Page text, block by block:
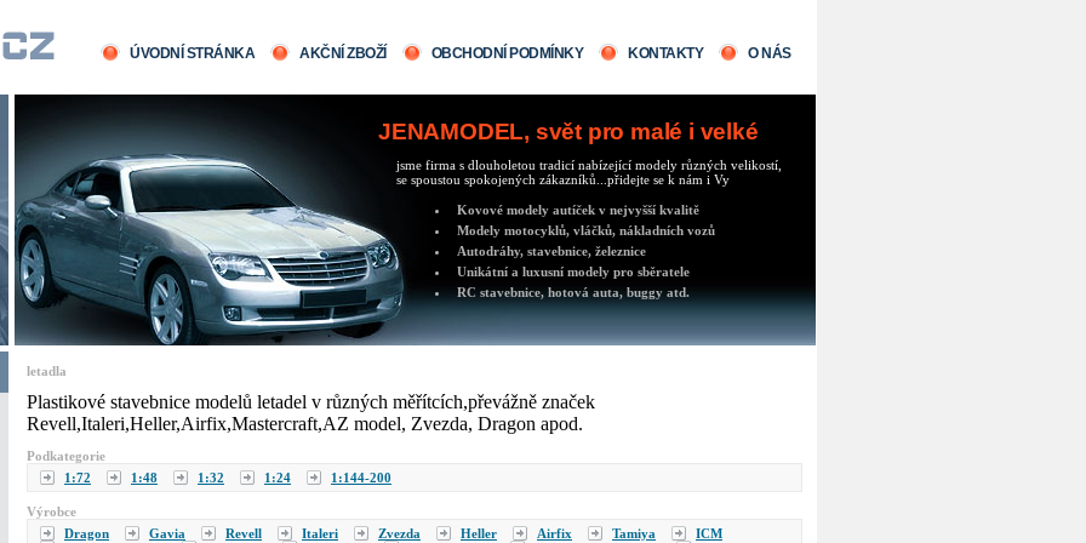
ÚVODNÍ STRÁNKA AKČNÍ ZBOŽÍ OBCHODNÍ PODMÍNKY KONTAKTY O NÁS
JENAMODEL, svět pro malé i velké
jsme firma s dlouholetou tradicí nabízející modely různých velikostí,
se spoustou spokojených zákazníků...přidejte se k nám i Vy
Kovové modely autíček v nejvyšší kvalitě
Modely motocyklů, vláčků, nákladních vozů
Autodráhy, stavebnice, železnice
Unikátní a luxusní modely pro sběratele
RC stavebnice, hotová auta, buggy atd.
letadla
Plastikové stavebnice modelů letadel v různých měřítcích,převážně značek
Revell,Italeri,Heller,Airfix,Mastercraft,AZ model, Zvezda, Dragon apod.
Podkategorie
1:72
1:48 1:32 1:24 1:144-200
Výrobce
Dragon
Gavia Revell Italeri Zvezda Heller Airfix Tamiya
ICM